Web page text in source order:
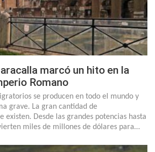
marcó un hito en la
Romano
se producen en todo el mundo y
grave. La gran cantidad de
existen. Desde las grandes potencias hasta
miles de millones de dólares para…